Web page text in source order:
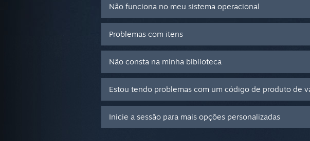
Não funciona no meu sistema operacional
Problemas com itens
Não consta na minha biblioteca
Estou tendo problemas com um código de produto de
Inicie a sessão para mais opções personalizadas